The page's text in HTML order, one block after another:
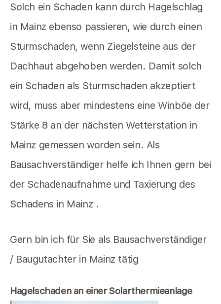
Solch ein Schaden kann durch Hagelschlag
in Mainz ebenso passieren, wie durch einen
Sturmschaden, wenn Ziegelsteine aus der
Dachhaut abgehoben werden. Damit solch
ein Schaden als Sturmschaden akzeptiert
wird, muss aber mindestens eine Winböe der
Stärke 8 an der nächsten Wetterstation in
Mainz gemessen worden sein. Als
Bausachverständiger helfe ich Ihnen gern bei
der Schadenaufnahme und Taxierung des
Schadens in Mainz .
Gern bin ich für Sie als Bausachverständiger
/ Baugutachter in Mainz tätig
Hagelschaden an einer Solarthermieanlage